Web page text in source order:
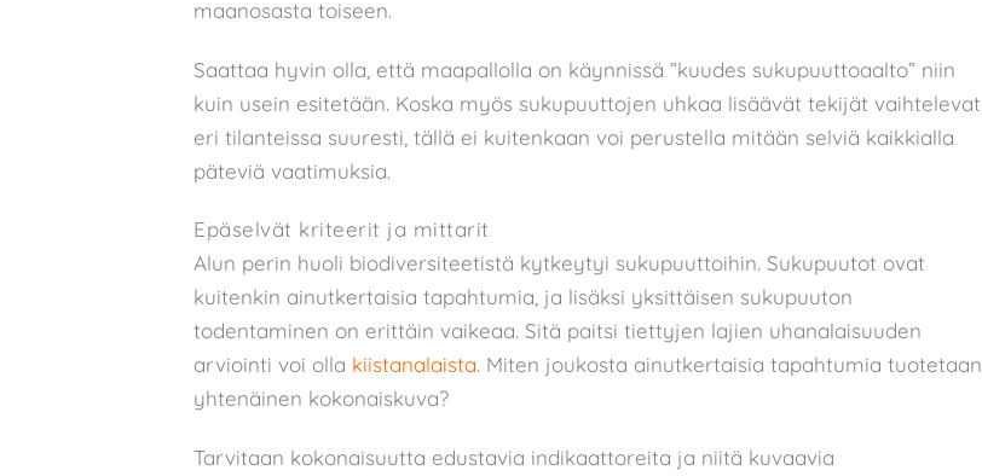
maanosasta toiseen.
Saattaa hyvin olla, että maapallolla on käynnissä ”kuudes sukupuuttoaalto” niin
kuin usein esitetään. Koska myös sukupuuttojen uhkaa lisäävät tekijät vaihtelevat
eri tilanteissa suuresti, tällä ei kuitenkaan voi perustella mitään selviä kaikkialla
päteviä vaatimuksia.
Epäselvät kriteerit ja mittarit
Alun perin huoli biodiversiteetistä kytkeytyi sukupuuttoihin. Sukupuutot ovat
kuitenkin ainutkertaisia tapahtumia, ja lisäksi yksittäisen sukupuuton
todentaminen on erittäin vaikeaa. Sitä paitsi tiettyjen lajien uhanalaisuuden
arviointi voi olla kiistanalaista. Miten joukosta ainutkertaisia tapahtumia tuotetaan
yhtenäinen kokonaiskuva?
Tarvitaan kokonaisuutta edustavia indikaattoreita ja niitä kuvaavia